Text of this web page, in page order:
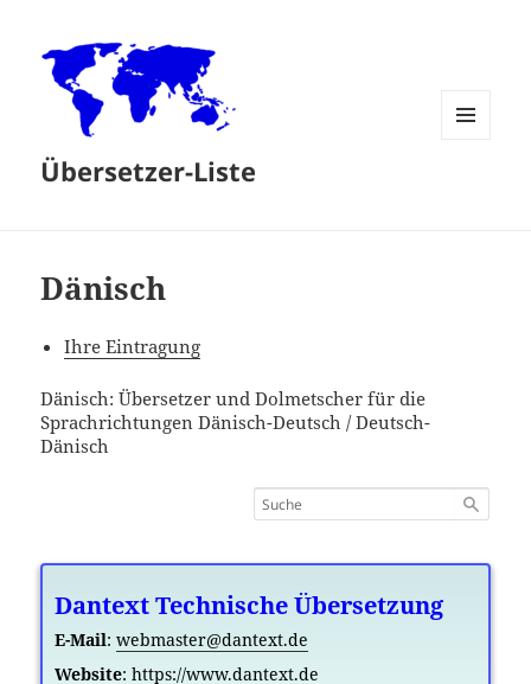
Übersetzer-Liste
Dänisch
Ihre Eintragung
Dänisch: Übersetzer und Dolmetscher für die
Sprachrichtungen Dänisch-Deutsch / Deutsch-
Dänisch
Dantext Technische Übersetzung
E-Mail: webmaster@dantext.de
Website: https://www.dantext.de